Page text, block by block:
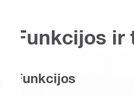
Funkcijos ir
Funkcijos